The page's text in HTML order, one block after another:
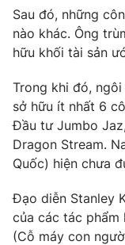
Chuyên mục khác
Emagazine
Photo
Video
VTV Money
VTV Sức khoẻ
Sau đó, những
nào khác. Ông
hữu khối tài sản
Trong khi đó,
sở hữu ít nhất 6
Đầu tư Jumbo
Dragon Stream.
Quốc) hiện chưa
Đạo diễn Stanley
của các tác phẩm
(Cỗ máy con